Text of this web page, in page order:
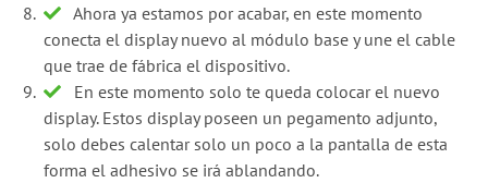
Ahora ya estamos por acabar, en este momento
conecta el display nuevo al módulo base y une el cable
que trae de fábrica el dispositivo.
En este momento solo te queda colocar el nuevo
display. Estos display poseen un pegamento adjunto,
solo debes calentar solo un poco a la pantalla de esta
forma el adhesivo se irá ablandando.